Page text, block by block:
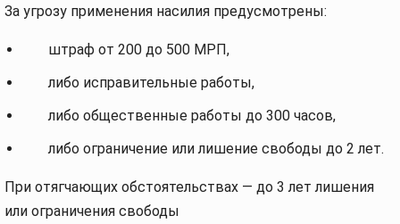
За угрозу применения насилия предусмотрены:
штраф от 200 до 500 МРП,
либо исправительные работы,
либо общественные работы до 300 часов,
либо ограничение или лишение свободы до 2 лет.
При отягчающих обстоятельствах — до 3 лет лишения
или ограничения свободы